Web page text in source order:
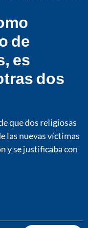
de
es
dos
que dos religiosas
las nuevas víctimas
y se justificaba con